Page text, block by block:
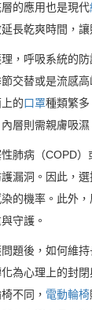
的應用也是現代
長乾爽時間，
，呼吸系統的
交替或是流感
的口罩種類繁
層則需親膚吸
肺病（COPD
漏洞。因此，
的機率。此外
守護。
題後，如何維
為心理上的封
不同， 電動輪椅